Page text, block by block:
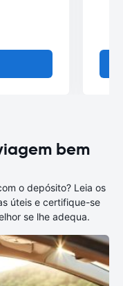
bem
o depósito? Leia os
úteis e certifique-se
se lhe adequa.